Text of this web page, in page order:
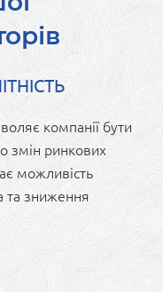
компанії бути
змін ринкових
можливість
та зниження